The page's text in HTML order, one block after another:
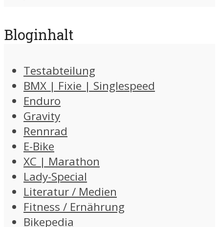
Bloginhalt
Testabteilung
BMX | Fixie | Singlespeed
Enduro
Gravity
Rennrad
E-Bike
XC | Marathon
Lady-Special
Literatur / Medien
Fitness / Ernährung
Bikepedia